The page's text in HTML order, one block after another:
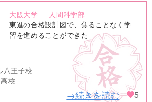
大阪大学
人間科学部
東進の合格設計図で、焦ることなく学
習を進めることができた
八王子校
校
→続きを読む 5